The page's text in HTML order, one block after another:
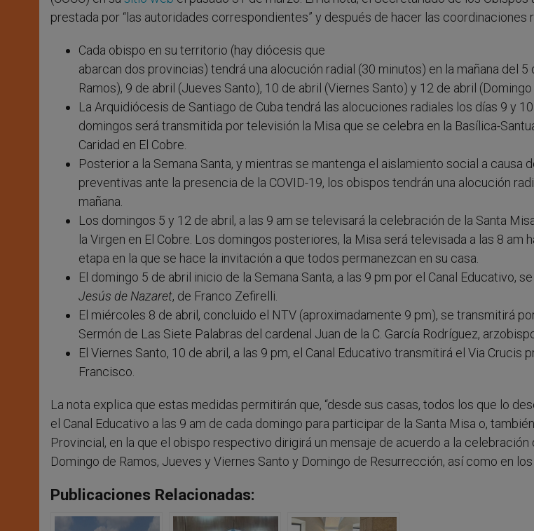
prestada por “las autoridades correspondientes” y después de hacer las coordinaciones
Cada obispo en su territorio (hay diócesis que
abarcan dos provincias) tendrá una alocución radial (30 minutos) en la mañana del 5
Ramos), 9 de abril (Jueves Santo), 10 de abril (Viernes Santo) y 12 de abril
La Arquidiócesis de Santiago de Cuba tendrá las alocuciones radiales los días 9 y
domingos será transmitida por televisión la Misa que se celebra en la Basílica-
Caridad en El Cobre.
Posterior a la Semana Santa, y mientras se mantenga el aislamiento social a causa
preventivas ante la presencia de la COVID-19, los obispos tendrán una alocución
mañana.
Los domingos 5 y 12 de abril, a las 9 am se televisará la celebración de la Santa
la Virgen en El Cobre. Los domingos posteriores, la Misa será televisada a las 8 am
etapa en la que se hace la invitación a que todos permanezcan en su casa.
El domingo 5 de abril inicio de la Semana Santa, a las 9 pm por el Canal Educativo,
Jesús de Nazaret, de Franco Zefirelli.
El miércoles 8 de abril, concluido el NTV (aproximadamente 9 pm), se transmitirá
Sermón de Las Siete Palabras del cardenal Juan de la C. García Rodríguez,
El Viernes Santo, 10 de abril, a las 9 pm, el Canal Educativo transmitirá el Via Crucis
Francisco.
La nota explica que estas medidas permitirán que, “desde sus casas, todos los que lo
el Canal Educativo a las 9 am de cada domingo para participar de la Santa Misa o,
Provincial, en la que el obispo respectivo dirigirá un mensaje de acuerdo a la celebración
Domingo de Ramos, Jueves y Viernes Santo y Domingo de Resurrección, así como en
Publicaciones Relacionadas: